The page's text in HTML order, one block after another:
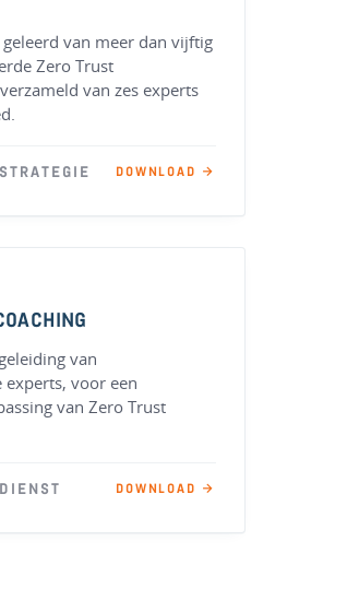
van meer dan vijftig
Zero Trust
van zes experts
DOWNLOAD →
van
voor een
van Zero Trust
DOWNLOAD →